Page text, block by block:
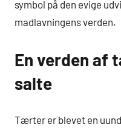
symbol på den evige
madlavningens verden.
En verden af
salte
Tærter er blevet en